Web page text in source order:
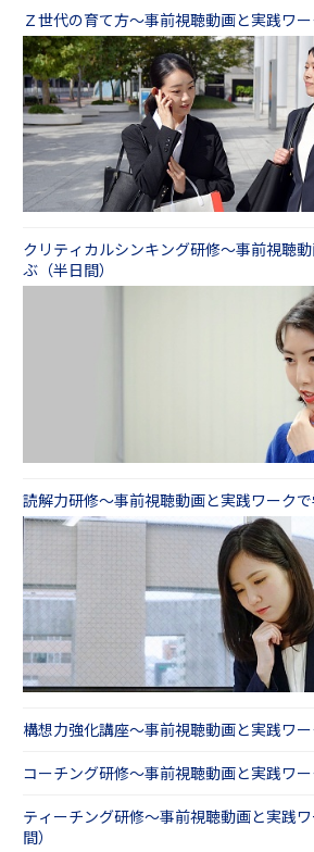
Ｚ世代の育て方～事前視聴動画と実践ワー
クリティカルシンキング研修～事前視聴
ぶ（半日間）
読解力研修～事前視聴動画と実践ワークで
構想力強化講座～事前視聴動画と実践ワー
コーチング研修～事前視聴動画と実践ワー
ティーチング研修～事前視聴動画と実践
間）